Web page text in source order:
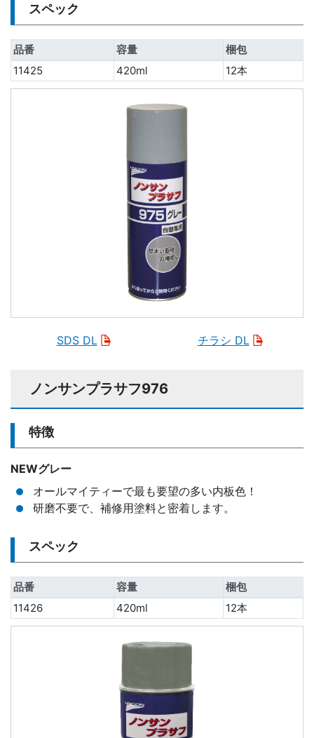
スペック
品番 容量
梱包
11425
420ml 12本
SDS DL チラシ DL
ノンサンプラサフ976
特徴
NEWグレー
オールマイティーで最も要望の多い内板色！
研磨不要で、補修用塗料と密着します。
スペック
品番 容量
梱包
11426
420ml 12本